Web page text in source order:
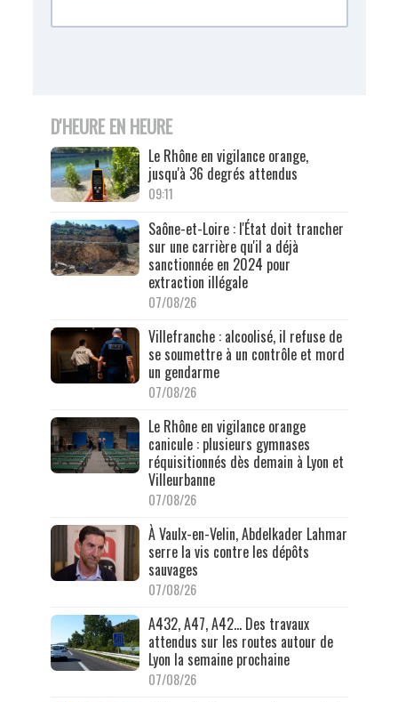
D'HEURE EN HEURE
Le Rhône en vigilance orange,
jusqu'à 36 degrés attendus
09:11
Saône-et-Loire : l'État doit trancher
sur une carrière qu'il a déjà
sanctionnée en 2024 pour
extraction illégale
07/08/26
Villefranche : alcoolisé, il refuse de
se soumettre à un contrôle et mord
un gendarme
07/08/26
Le Rhône en vigilance orange
canicule : plusieurs gymnases
réquisitionnés dès demain à Lyon et
Villeurbanne
07/08/26
À Vaulx-en-Velin, Abdelkader Lahmar
serre la vis contre les dépôts
sauvages
07/08/26
A432, A47, A42… Des travaux
attendus sur les routes autour de
Lyon la semaine prochaine
07/08/26